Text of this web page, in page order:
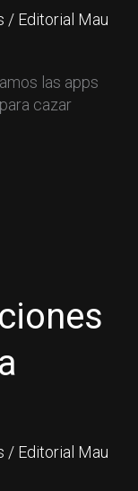
/ Editorial Mau
las apps
cazar
/ Editorial Mau